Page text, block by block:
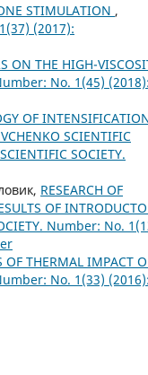
STIMULATION ,
(2017):
ON THE HIGH-
No. 1(45)
OF
SCIENTIFIC
SOCIETY.
RESEARCH OF
OF
Number: No.
THERMAL IMPACT
No. 1(33)